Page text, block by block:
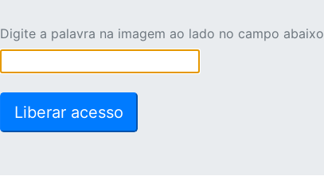
Digite a palavra na imagem ao lado no campo abaixo